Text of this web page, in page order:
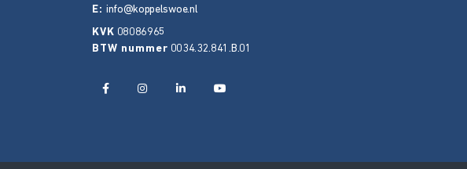
E: info@koppelswoe.nl
KVK 08086965
BTW nummer 0034.32.841.B.01